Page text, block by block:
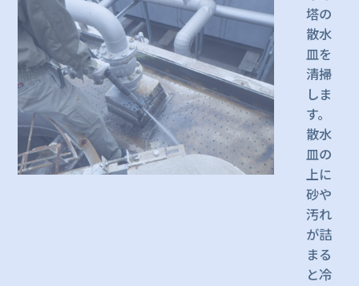
塔の
散水
皿を
清掃
しま
す。
散水
皿の
上に
砂や
汚れ
が詰
まる
と冷